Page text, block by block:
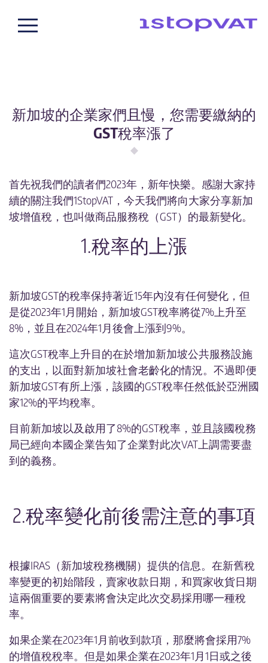
什麼是增值稅？
全球增值稅合規和申報服務
增值稅諮詢
歐洲公司註冊
愛爾蘭公司註冊
愛沙尼亞公司註冊
AMAZON跨境電商註冊套餐
如何運作
稅收門檻地圖
外貿知識庫
聯繫我們
常見問題F&Q
新加坡的企業家們且慢，您需要繳納的
GST稅率漲了
首先祝我們的讀者們2023年，新年快樂。感謝大家持
續的關注我們1StopVAT，今天我們將向大家分享新加
坡增值稅，也叫做商品服務稅（GST）的最新變化。
1.稅率的上漲
新加坡GST的稅率保持著近15年內沒有任何變化，但
是從2023年1月開始，新加坡GST稅率將從7%上升至
8%，並且在2024年1月後會上漲到9%。
這次GST稅率上升目的在於增加新加坡公共服務設施
的支出，以面對新加坡社會老齡化的情況。不過即便
新加坡GST有所上漲，該國的GST稅率任然低於亞洲國
家12%的平均稅率。
目前新加坡以及啟用了8%的GST稅率，並且該國稅務
局已經向本國企業告知了企業對此次VAT上調需要盡
到的義務。
2.稅率變化前後需注意的事項
根據IRAS（新加坡稅務機關）提供的信息。在新舊稅
率變更的初始階段，賣家收款日期，和買家收貨日期
這兩個重要的要素將會決定此次交易採用哪一種稅
率。
如果企業在2023年1月前收到款項，那麼將會採用7%
的增值稅稅率。但是如果企業在2023年1月1日或之後